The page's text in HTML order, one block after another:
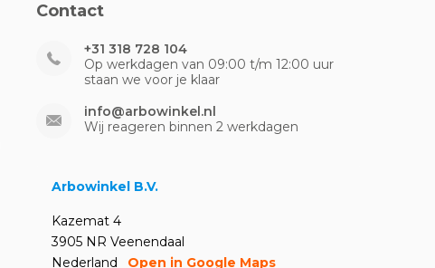
Contact
+31 318 728 104
Op werkdagen van 09:00 t/m 12:00 uur
staan we voor je klaar
info@arbowinkel.nl
Wij reageren binnen 2 werkdagen
Arbowinkel B.V.
Kazemat 4
3905 NR Veenendaal
Nederland
Open in Google Maps